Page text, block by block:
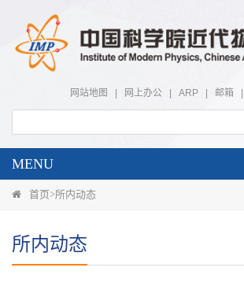
网站地图 网上办公 ARP 邮箱
MENU
首页>所内动态
所内动态